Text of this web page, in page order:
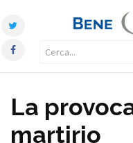
La
martirio